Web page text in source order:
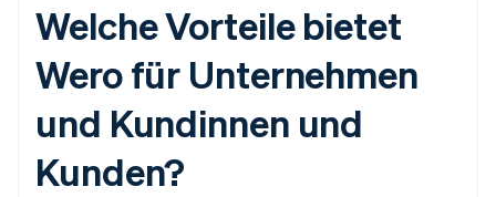
Welche Vorteile bietet
Wero für Unternehmen
und Kundinnen und
Kunden?